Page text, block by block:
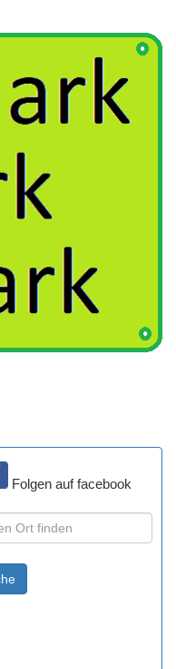
Folgen auf facebook